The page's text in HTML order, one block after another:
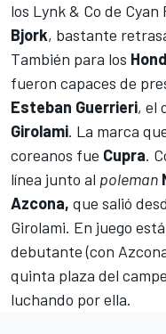
los Lynk & Co de Cyan
Bjork, bastante
También para los
fueron capaces de
Esteban Guerrieri, el
Girolami. La marca
coreanos fue Cupra.
línea junto al poleman
Azcona, que salió
Girolami. En juego
debutante (con
quinta plaza del
luchando por ella.